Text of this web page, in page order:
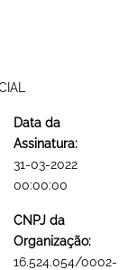
Data da
Assinatura:
31-03-2022
00:00:00
CNPJ da
Organização:
16.524.054/0002-